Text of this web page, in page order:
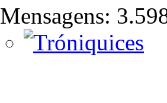
Mensagens: